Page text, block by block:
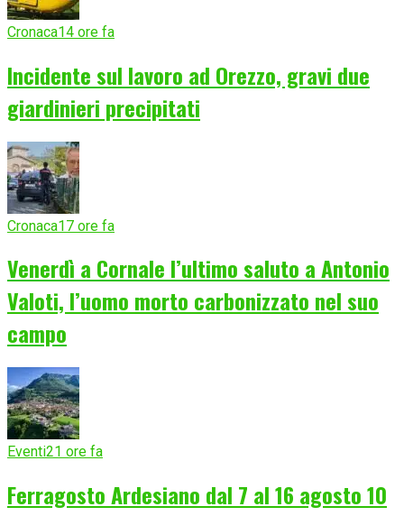
Cronaca14 ore fa
Incidente sul lavoro ad Orezzo, gravi due
giardinieri precipitati
Cronaca17 ore fa
Venerdì a Cornale l’ultimo saluto a Antonio
Valoti, l’uomo morto carbonizzato nel suo
campo
Eventi21 ore fa
Ferragosto Ardesiano dal 7 al 16 agosto 10